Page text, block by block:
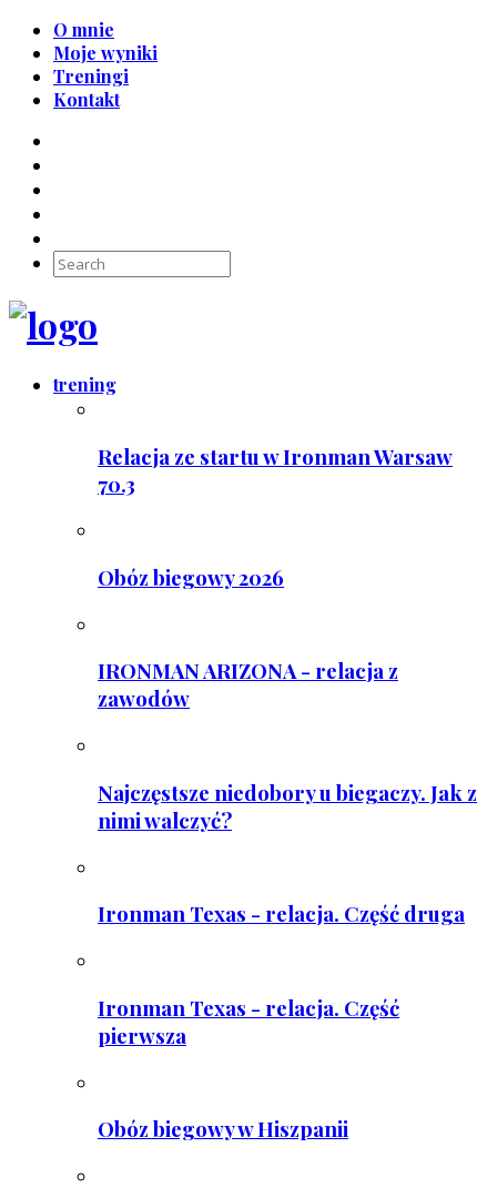
O mnie
Moje wyniki
Treningi
Kontakt
trening
Relacja ze startu w Ironman Warsaw
70.3
Obóz biegowy 2026
IRONMAN ARIZONA - relacja z
zawodów
Najczęstsze niedobory u biegaczy. Jak z
nimi walczyć?
Ironman Texas - relacja. Część druga
Ironman Texas - relacja. Część
pierwsza
Obóz biegowy w Hiszpanii